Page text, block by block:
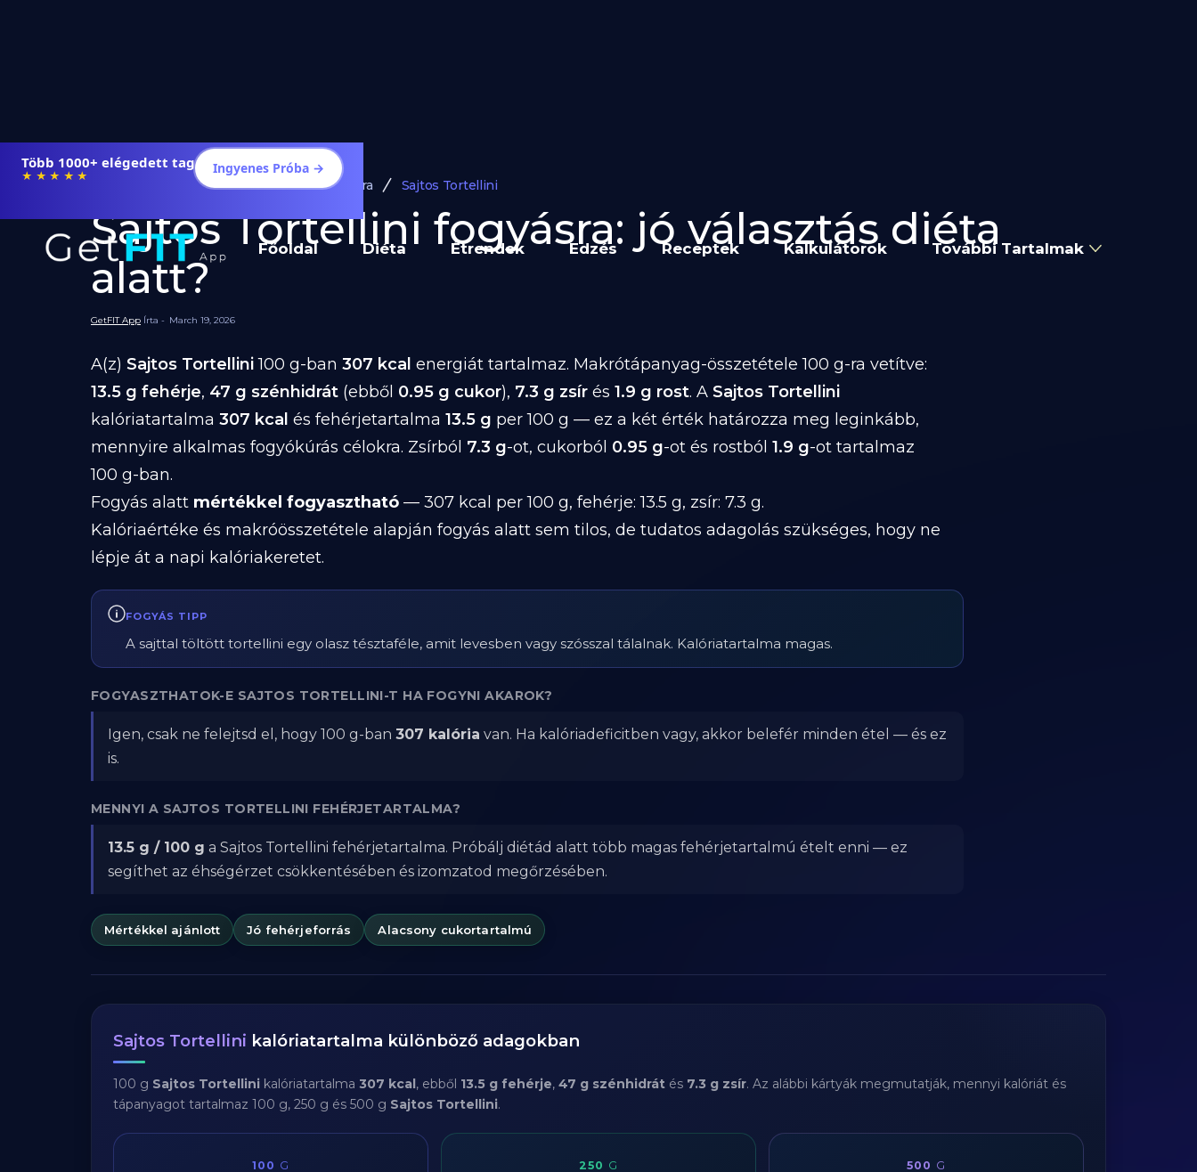
Több 1000+ elégedett tag
★★★★★ Ingyenes Próba →
Főoldal Diéta Étrendek Edzés Receptek Kalkulátorok További Tartalmak
Diéta és Étrend Ételek Fogyásra Sajtos Tortellini
Sajtos Tortellini fogyásra: jó választás diéta
alatt?
GetFIT App Írta - March 19, 2026
A(z) Sajtos Tortellini100 g-ban 307 kcal energiát tartalmaz. Makrótápanyag-összetétele 100 g-ra vetítve:
13.5 g fehérje, 47 g szénhidrát (ebből 0.95 g cukor), 7.3 g zsír és 1.9 g rost. A Sajtos Tortellini
kalóriatartalma 307 kcal és fehérjetartalma 13.5 g per 100 g — ez a két érték határozza meg leginkább,
mennyire alkalmas fogyókúrás célokra. Zsírból 7.3 g-ot, cukorból 0.95 g-ot és rostból 1.9 g-ot tartalmaz
100 g-ban.
Fogyás alatt mértékkel fogyasztható — 307 kcal per 100 g, fehérje: 13.5 g, zsír: 7.3 g.
Kalóriaértéke és makróösszetétele alapján fogyás alatt sem tilos, de tudatos adagolás szükséges, hogy ne
lépje át a napi kalóriakeretet.
FOGYÁS TIPP
A sajttal töltött tortellini egy olasz tésztaféle, amit levesben vagy szósszal tálalnak. Kalóriatartalma magas.
FOGYASZTHATOK-E SAJTOS TORTELLINI-T HA FOGYNI AKAROK?
Igen, csak ne felejtsd el, hogy 100 g-ban 307 kalória van. Ha kalóriadeficitben vagy, akkor belefér minden étel — és ez
is.
MENNYI A SAJTOS TORTELLINI FEHÉRJETARTALMA?
13.5 g / 100 g a Sajtos Tortellini fehérjetartalma. Próbálj diétád alatt több magas fehérjetartalmú ételt enni — ez
segíthet az éhségérzet csökkentésében és izomzatod megőrzésében.
Mértékkel ajánlott Jó fehérjeforrás Alacsony cukortartalmú
Sajtos Tortellini kalóriatartalma különböző adagokban
100 g Sajtos Tortellini kalóriatartalma 307 kcal, ebből 13.5 g fehérje, 47 g szénhidrát és 7.3 g zsír. Az alábbi kártyák megmutatják, mennyi kalóriát és
tápanyagot tartalmaz 100 g, 250 g és 500 g Sajtos Tortellini.
100 G 250 G 500 G